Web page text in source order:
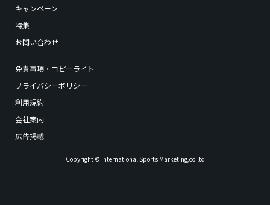
キャンペーン
特集
お問い合わせ
免責事項・コピーライト
プライバシーポリシー
利用規約
会社案内
広告掲載
Copyright © International Sports Marketing,co.ltd